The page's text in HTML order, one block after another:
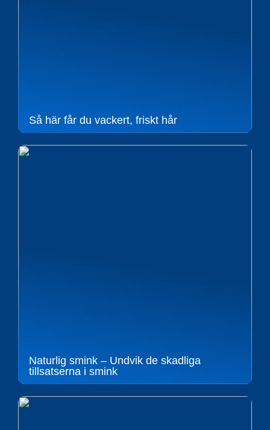
Så här får du vackert, friskt hår
Naturlig smink – Undvik de skadliga
tillsatserna i smink